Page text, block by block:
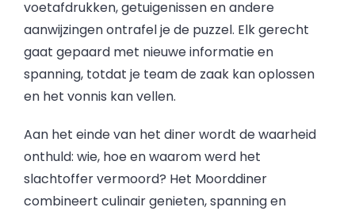
voetafdrukken, getuigenissen en andere
aanwijzingen ontrafel je de puzzel. Elk gerecht
gaat gepaard met nieuwe informatie en
spanning, totdat je team de zaak kan oplossen
en het vonnis kan vellen.
Aan het einde van het diner wordt de waarheid
onthuld: wie, hoe en waarom werd het
slachtoffer vermoord? Het Moorddiner
combineert culinair genieten, spanning en